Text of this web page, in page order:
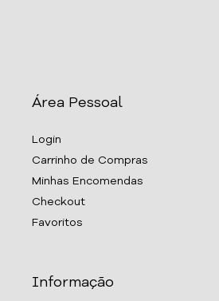
Área Pessoal
Login
Carrinho de Compras
Minhas Encomendas
Checkout
Favoritos
Informação